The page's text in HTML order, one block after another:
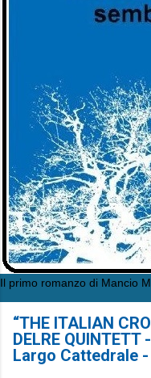
Il primo romanzo di Mancio
“THE ITALIAN
DELRE
Largo Cattedrale